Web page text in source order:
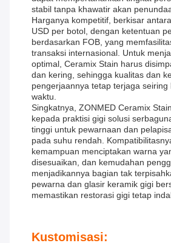
stabil tanpa khawatir akan
Harganya kompetitif, berkisar
USD per botol, dengan ketentuan
berdasarkan FOB, yang
transaksi internasional. Untuk
optimal, Ceramix Stain harus
dan kering, sehingga kualitas dan
pengerjaannya tetap terjaga seiring
waktu.
Singkatnya, ZONMED Ceramix
kepada praktisi gigi solusi
tinggi untuk pewarnaan dan
pada suhu rendah.
kemampuan menciptakan warna
disesuaikan, dan kemudahan
menjadikannya bagian tak
pewarna dan glasir keramik gigi
memastikan restorasi gigi tetap
Kustomisasi: